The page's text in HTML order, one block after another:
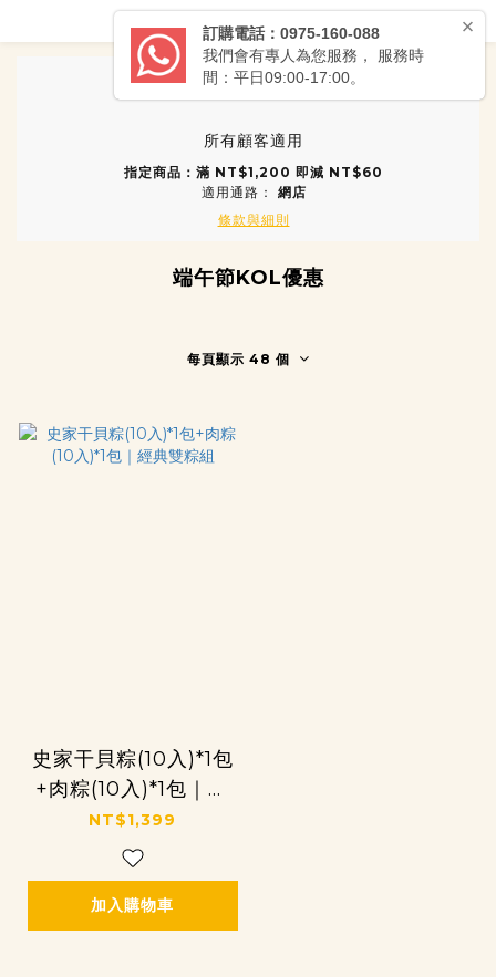
所有顧客適用
指定商品：滿 NT$1,200 即減 NT$60
適用通路： 網店
條款與細則
端午節KOL優惠
每頁顯示 48 個
史家干貝粽(10入)*1包
+肉粽(10入)*1包｜經
典雙粽組
NT$1,399
加入購物車